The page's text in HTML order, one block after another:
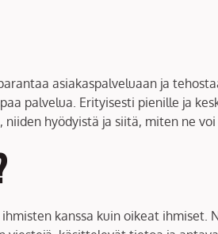
asiakaspalveluaan ja
palvelua. Erityisesti pienille ja
hyödyistä ja siitä, miten ne
kanssa kuin oikeat ihmiset.